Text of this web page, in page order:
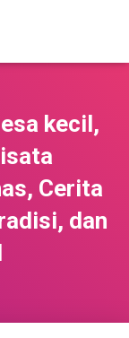
kecil,
Cerita
dan